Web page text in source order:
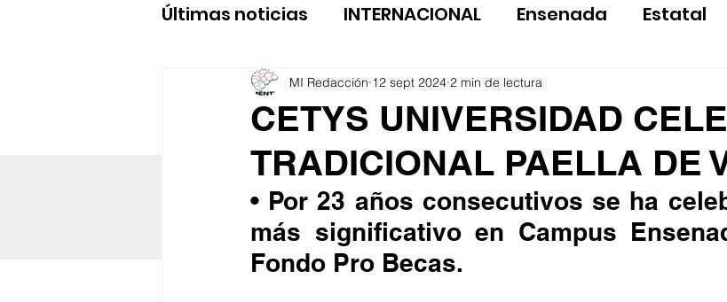
Últimas noticias INTERNACIONAL Ensenada Estatal
CETYS UNIVERSIDAD
TRADICIONAL PAELLA DE
MI Redacción 12 sept 2024 2 min de lectura
• Por 23 años consecutivos se ha
más significativo en Campus
Fondo Pro Becas.